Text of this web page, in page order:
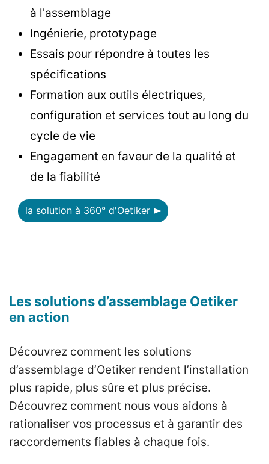
à l'assemblage
Ingénierie, prototypage
Essais pour répondre à toutes les
spécifications
Formation aux outils électriques,
configuration et services tout au long du
cycle de vie
Engagement en faveur de la qualité et
de la fiabilité
la solution à 360° d'Oetiker
Les solutions d’assemblage Oetiker
en action
Découvrez comment les solutions
d’assemblage d’Oetiker rendent l’installation
plus rapide, plus sûre et plus précise.
Découvrez comment nous vous aidons à
rationaliser vos processus et à garantir des
raccordements fiables à chaque fois.